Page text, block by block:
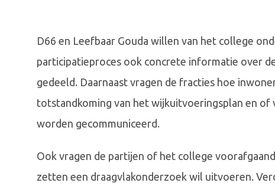
D66 en Leefbaar Gouda willen van het college
participatieproces ook concrete informatie over
gedeeld. Daarnaast vragen de fracties hoe
totstandkoming van het wijkuitvoeringsplan en
worden gecommuniceerd.
Ook vragen de partijen of het college
zetten een draagvlakonderzoek wil uitvoeren.